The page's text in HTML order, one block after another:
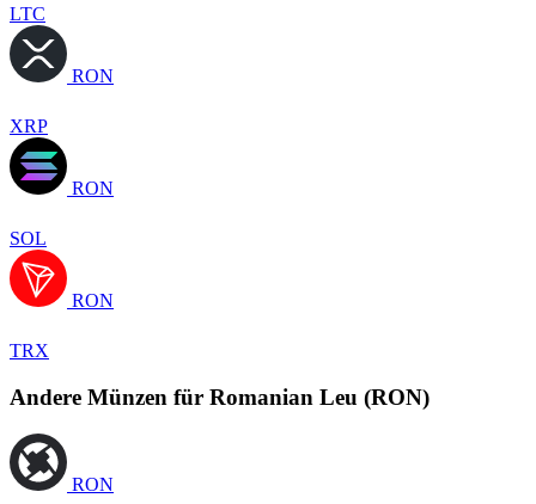
LTC
RON
XRP
RON
SOL
RON
TRX
Andere Münzen für Romanian Leu (RON)
RON